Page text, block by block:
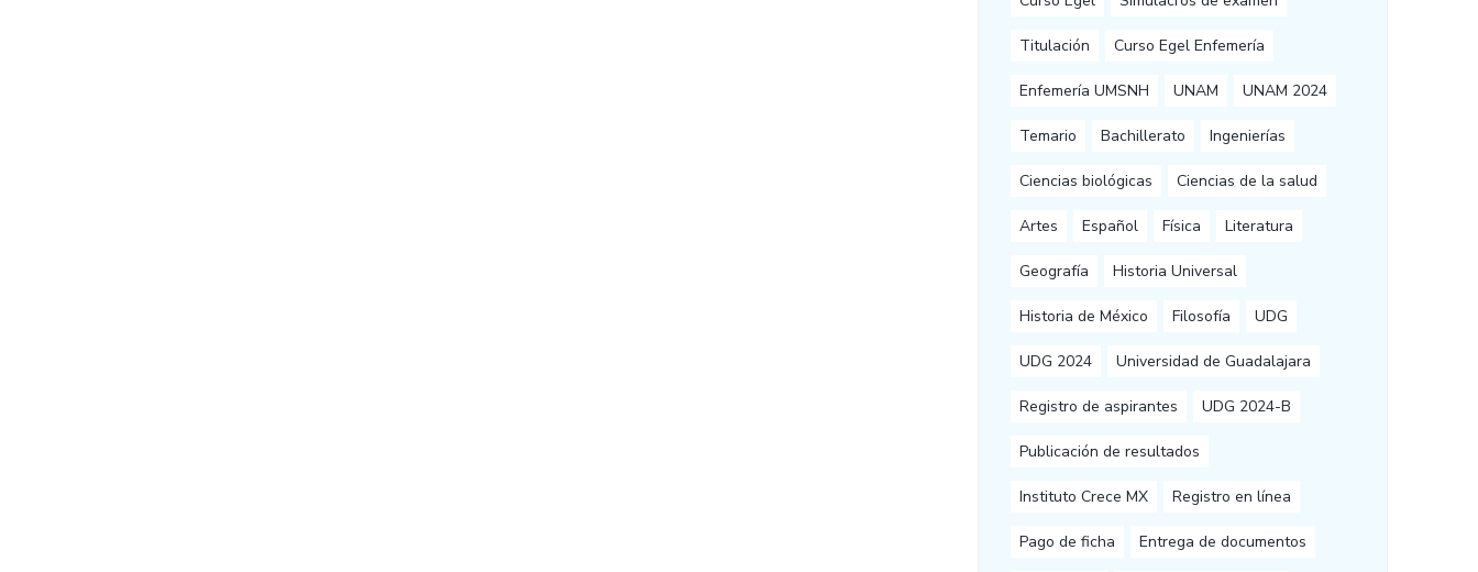
Titulación Curso Egel Enfemería
Enfemería UMSNH UNAM UNAM 2024
Temario Bachillerato Ingenierías
Ciencias biológicas Ciencias de la salud
Artes Español Física Literatura
Geografía Historia Universal
Historia de México Filosofía UDG
UDG 2024 Universidad de Guadalajara
Registro de aspirantes UDG 2024-B
Publicación de resultados
Instituto Crece MX Registro en línea
Pago de ficha Entrega de documentos